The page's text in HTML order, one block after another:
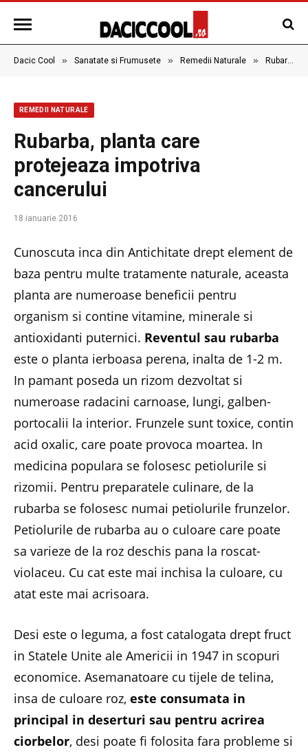
Dacic Cool » Sanatate si Frumusete » Remedii Naturale » Rubarba, planta care protejeaza impotriva cancerului
REMEDII NATURALE
Rubarba, planta care
protejeaza impotriva
cancerului
18 ianuarie 2016
Cunoscuta inca din Antichitate drept element de
baza pentru multe tratamente naturale, aceasta
planta are numeroase beneficii pentru
organism si contine vitamine, minerale si
antioxidanti puternici. Reventul sau rubarba
este o planta ierboasa perena, inalta de 1-2 m.
In pamant poseda un rizom dezvoltat si
numeroase radacini carnoase, lungi, galben-
portocalii la interior. Frunzele sunt toxice, contin
acid oxalic, care poate provoca moartea. In
medicina populara se folosesc petiolurile si
rizomii. Pentru preparatele culinare, de la
rubarba se folosesc numai petiolurile frunzelor.
Petiolurile de rubarba au o culoare care poate
sa varieze de la roz deschis pana la roscat-
violaceu. Cu cat este mai inchisa la culoare, cu
atat este mai acrisoara.
Desi este o leguma, a fost catalogata drept fruct
in Statele Unite ale Americii in 1947 in scopuri
economice. Asemanatoare cu tijele de telina,
insa de culoare roz, este consumata in
principal in deserturi sau pentru acrirea
ciorbelor, desi poate fi folosita fara probleme si